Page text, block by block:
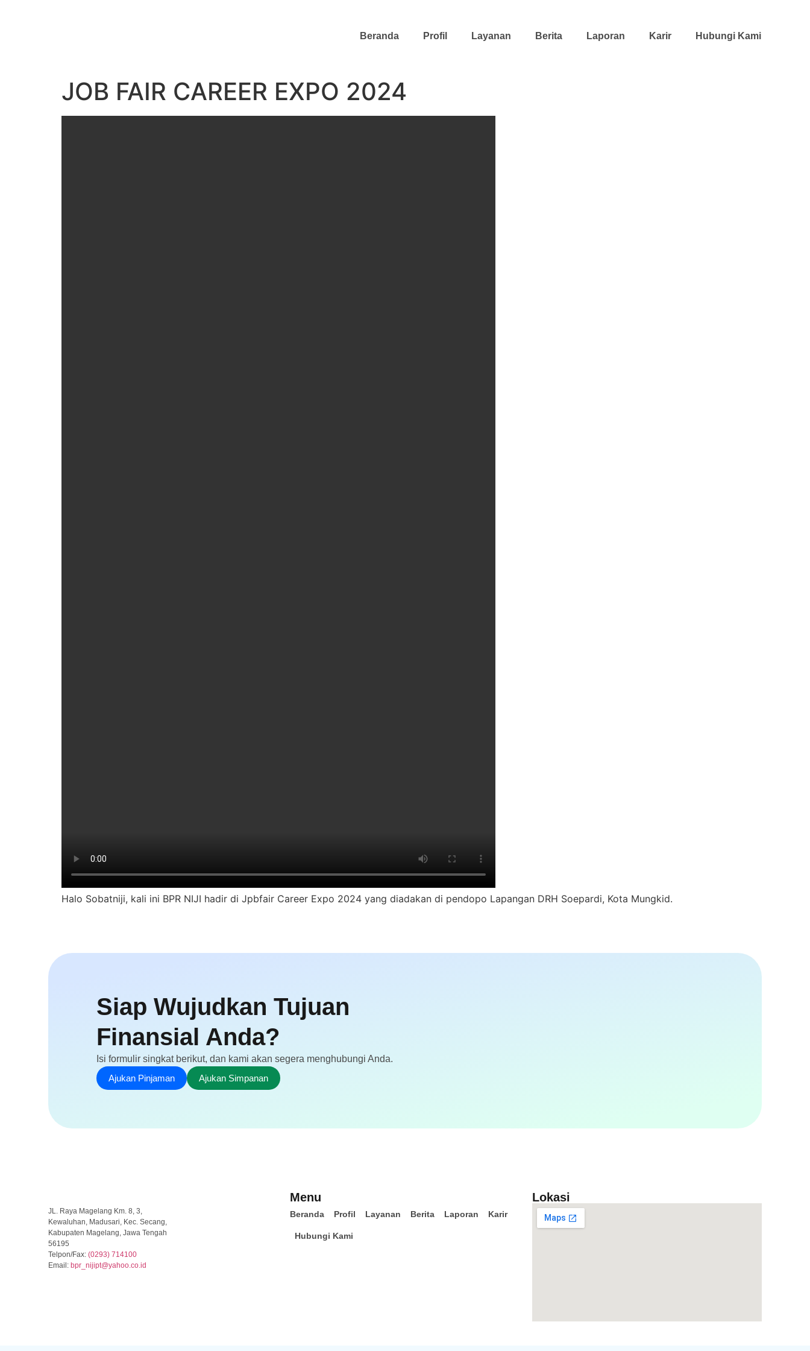
Beranda Profil Layanan Berita Laporan Karir Hubungi Kami
JOB FAIR CAREER EXPO 2024
Halo Sobatniji, kali ini BPR NIJI hadir di Jpbfair Career Expo 2024 yang diadakan di pendopo Lapangan DRH Soepardi, Kota Mungkid.
Siap Wujudkan Tujuan
Finansial Anda?
Isi formulir singkat berikut, dan kami akan segera menghubungi Anda.
Ajukan Pinjaman
Ajukan Simpanan
JL. Raya Magelang Km. 8, 3,
Kewaluhan, Madusari, Kec. Secang,
Kabupaten Magelang, Jawa Tengah
56195
Telpon/Fax: (0293) 714100
Email: bpr_nijipt@yahoo.co.id
Menu
Beranda Profil Layanan Berita Laporan Karir
Hubungi Kami
Lokasi